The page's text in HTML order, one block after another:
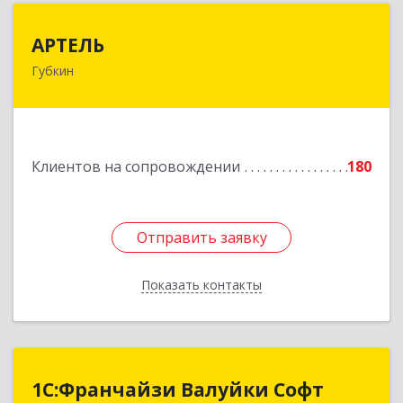
АРТЕЛЬ
Губкин
Клиентов на сопровождении 180
Отправить заявку
Показать контакты
309181, Белгородская обл, Губкинский р-н,
Отправить заявку
Назад
1С:Франчайзи Валуйки Софт
1С:Франчайзи Валуйки Софт